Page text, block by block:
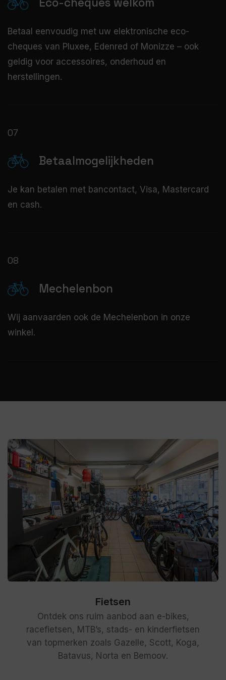
Betaal eenvoudig met uw elektronische eco-
cheques van Pluxee, Edenred of Monizze – ook
geldig voor accessoires, onderhoud en
herstellingen.
07
Betaalmogelijkheden
Je kan betalen met bancontact, Visa, Mastercard
en cash.
08
Mechelenbon
Wij aanvaarden ook de Mechelenbon in onze
winkel.
Fietsen
Ontdek ons ruim aanbod aan e-bikes,
racefietsen, MTB’s, stads- en kinderfietsen
van topmerken zoals Gazelle, Scott, Koga,
Batavus, Norta en Bemoov.